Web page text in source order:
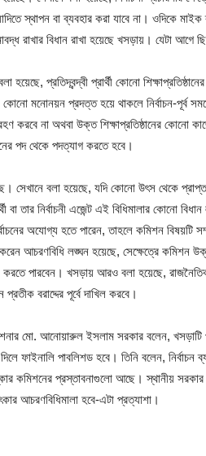
স্থাপন বা ব্যবহার করা যাবে না। ওদিকে মাইক
রাখার বিধান রাখা হয়েছে খসড়ায়। যেটা আগে
হয়েছে, প্রতিদ্বন্দ্বী প্রার্থী কোনো
কোনো মনোনয়ন প্রদত্ত হয়ে থাকলে নির্বাচন-পূর্ব
করবে না অথবা উক্ত শিক্ষাপ্রতিষ্ঠানের কোনো
পদ থেকে পদত্যাগ করতে হবে।
সেখানে বলা হয়েছে, যদি কোনো উৎস থেকে প্রাপ্ত
তার নির্বাচনী এজেন্ট এই বিধিমালার কোনো বিধান
অযোগ্য হতে পারেন, তাহলে কমিশন বিষয়টি
আচরণবিধি লঙ্ঘন হয়েছে, সেক্ষেত্রে কমিশন উক্ত
করতে পারবেন। খসড়ায় আরও বলা হয়েছে,
বরাদ্দের পূর্বে দাখিল করবে।
মো. আনোয়ারুল ইসলাম সরকার বলেন, খসড়াটি
ফাইনালি পাবলিশড হবে। তিনি বলেন, নির্বাচন
কমিশনের প্রস্তাবনাগুলো আছে। স্থানীয় সরকার
আচরণবিধিমালা হবে-এটা প্রত্যাশা।